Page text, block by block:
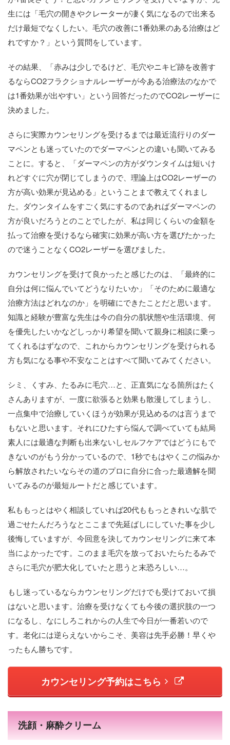
生には「毛穴の開きやクレーターが凄く気になるので出来る
だけ最短でなくしたい。毛穴の改善に1番効果のある治療はど
れですか？」という質問をしています。
その結果、「赤みは少しでるけど、毛穴やニキビ跡を改善す
るならCO2フラクショナルレーザーが今ある治療法のなかで
は1番効果が出やすい」という回答だったのでCO2レーザーに
決めました。
さらに実際カウンセリングを受けるまでは最近流行りのダー
マペンとも迷っていたのでダーマペンとの違いも聞いてみる
ことに。すると、「ダーマペンの方がダウンタイムは短いけ
れどすぐに穴が閉じてしまうので、理論上はCO2レーザーの
方が高い効果が見込める」ということまで教えてくれまし
た。ダウンタイムをすごく気にするのであればダーマペンの
方が良いだろうとのことでしたが、私は同じくらいの金額を
払って治療を受けるなら確実に効果が高い方を選びたかった
ので迷うことなくCO2レーザーを選びました。
カウンセリングを受けて良かったと感じたのは、「最終的に
自分は何に悩んでいてどうなりたいか」「そのために最適な
治療方法はどれなのか」を明確にできたことだと思います。
知識と経験が豊富な先生は今の自分の肌状態や生活環境、何
を優先したいかなどしっかり希望を聞いて親身に相談に乗っ
てくれるはずなので、これからカウンセリングを受けられる
方も気になる事や不安なことはすべて聞いてみてください。
シミ、くすみ、たるみに毛穴…と、正直気になる箇所はたく
さんありますが、一度に欲張ると効果も散漫してしまうし、
一点集中で治療していくほうが効果が見込めるのは言うまで
もないと思います。それにひたすら悩んで調べていても結局
素人には最適な判断も出来ないしセルフケアではどうにもで
きないのがもう分かっているので、1秒でもはやくこの悩みか
ら解放されたいならその道のプロに自分に合った最適解を聞
いてみるのが最短ルートだと感じています。
私ももっとはやく相談していれば20代ももっときれいな肌で
過ごせたんだろうなとここまで先延ばしにしていた事を少し
後悔していますが、今回意を決してカウンセリングに来て本
当によかったです。このまま毛穴を放っておいたらたるみで
さらに毛穴が肥大化していたと思うと末恐ろしい…。
もし迷っているならカウンセリングだけでも受けておいて損
はないと思います。治療を受けなくても今後の選択肢の一つ
になるし、なにしろこれからの人生で今日が一番若いので
す。老化には逆らえないからこそ、美容は先手必勝！早くや
ったもん勝ちです。
カウンセリング予約はこちら
洗顔・麻酔クリーム